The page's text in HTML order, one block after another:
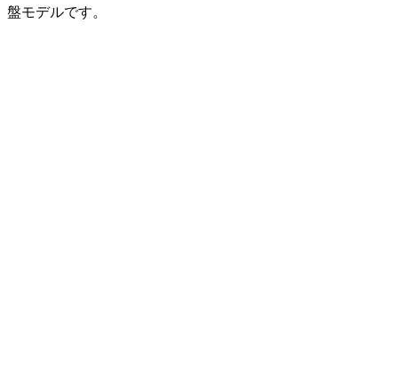
盤モデルです。